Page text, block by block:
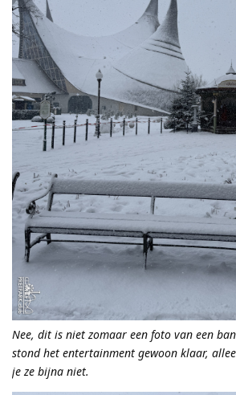
Nee, dit is niet zomaar een foto van een
stond het entertainment gewoon klaar,
je ze bijna niet.